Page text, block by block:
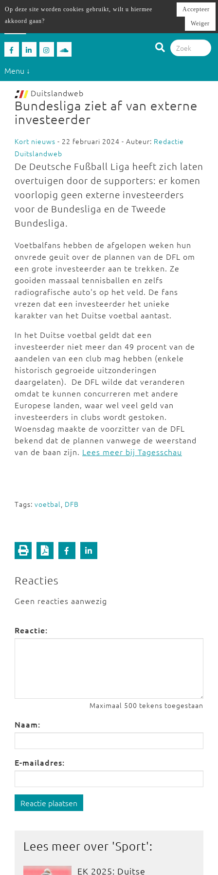
Menu ↓
Duitslandweb
Bundesliga ziet af van externe
investeerder
Kort nieuws - 22 februari 2024 - Auteur: Redactie
Duitslandweb
De Deutsche Fußball Liga heeft zich laten
overtuigen door de supporters: er komen
voorlopig geen externe investeerders
voor de Bundesliga en de Tweede
Bundesliga.
Voetbalfans hebben de afgelopen weken hun
onvrede geuit over de plannen van de DFL om
een grote investeerder aan te trekken. Ze
gooiden massaal tennisballen en zelfs
radiografische auto's op het veld. De fans
vrezen dat een investeerder het unieke
karakter van het Duitse voetbal aantast.
In het Duitse voetbal geldt dat een
investeerder niet meer dan 49 procent van de
aandelen van een club mag hebben (enkele
historisch gegroeide uitzonderingen
daargelaten). De DFL wilde dat veranderen
omdat te kunnen concurreren met andere
Europese landen, waar wel veel geld van
investeerders in clubs wordt gestoken.
Woensdag maakte de voorzitter van de DFL
bekend dat de plannen vanwege de weerstand
van de baan zijn. Lees meer bij Tagesschau
Tags: voetbal, DFB
Reacties
Geen reacties aanwezig
Reactie:
Maximaal 500 tekens toegestaan
Naam:
E-mailadres:
Reactie plaatsen
Lees meer over 'Sport':
EK 2025: Duitse
Op deze site worden cookies gebruikt, wilt u hiermee
akkoord gaan?
Accepteer
Weiger